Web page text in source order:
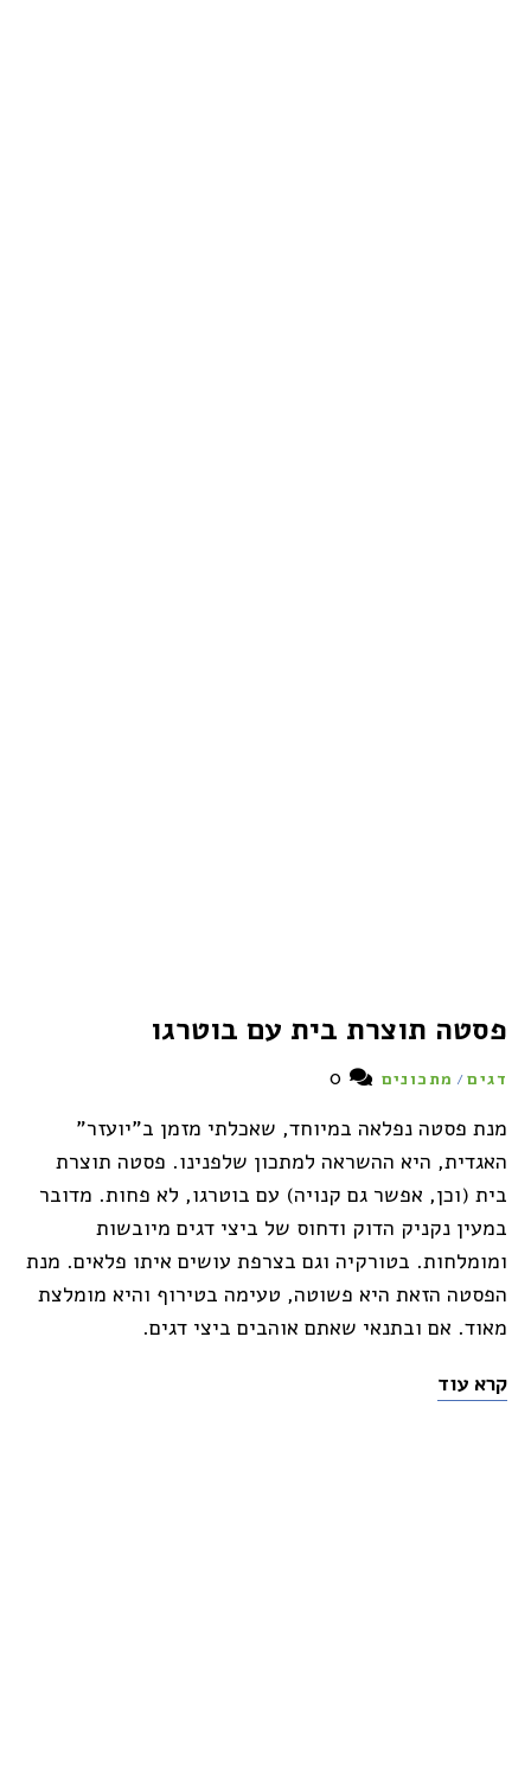
פסטה תוצרת בית עם בוטרגו
דגים/ מתכונים
מנת פסטה נפלאה במיוחד, שאכלתי מזמן ב"יועזר"
האגדית, היא ההשראה למתכון שלפנינו. פסטה תוצרת
בית (וכן, אפשר גם קנויה) עם בוטרגו, לא פחות. מדובר
במעין נקניק הדוק ודחוס של ביצי דגים מיובשות
ומומלחות. בטורקיה וגם בצרפת עושים איתו פלאים. מנת
הפסטה הזאת היא פשוטה, טעימה בטירוף והיא מומלצת
מאוד. אם ובתנאי שאתם אוהבים ביצי דגים.
קרא עוד